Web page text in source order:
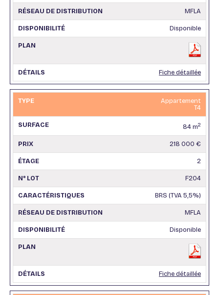
MFLA
Disponible
Fiche détaillée
Appartement
T4
84 m2
218 000 €
2
F204
BRS (TVA 5,5%)
MFLA
Disponible
Fiche détaillée